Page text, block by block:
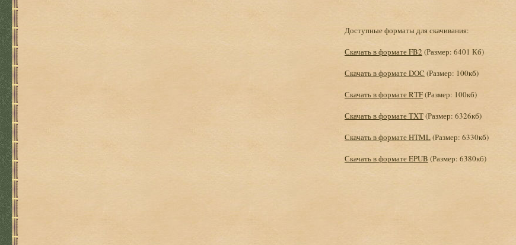
Доступные форматы для скачивания:
Скачать в формате FB2 (Размер: 6401 Кб)
Скачать в формате DOC (Размер: 100кб)
Скачать в формате RTF(Размер: 100кб)
Скачать в формате TXT(Размер: 6326кб)
Скачать в формате HTML(Размер: 6330кб)
Скачать в формате EPUB (Размер: 6380кб)